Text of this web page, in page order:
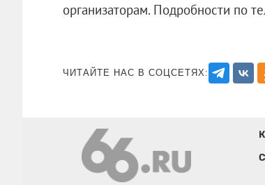
организаторам. Подробности
ЧИТАЙТЕ НАС В СОЦСЕТЯХ: